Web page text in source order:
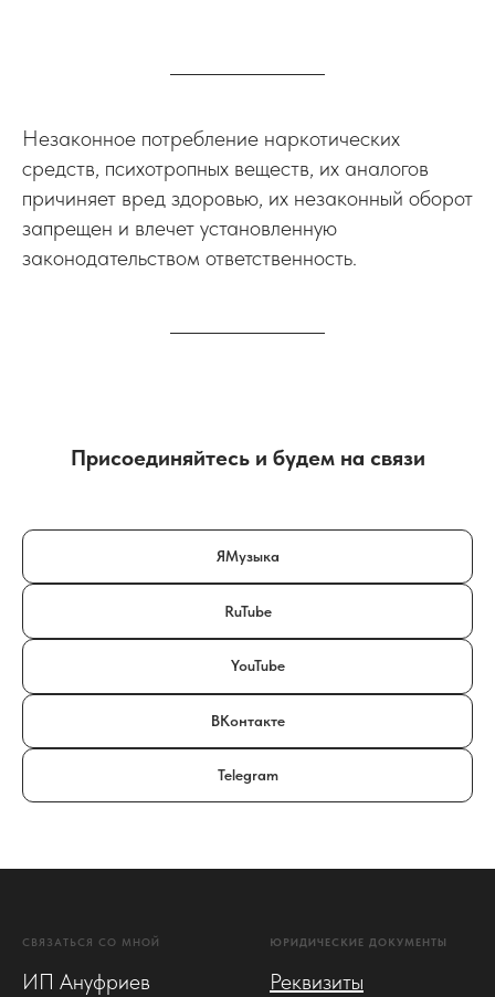
Незаконное потребление наркотических
средств, психотропных веществ, их аналогов
причиняет вред здоровью, их незаконный оборот
запрещен и влечет установленную
законодательством ответственность.
Присоединяйтесь и будем на связи
ЯМузыка
RuTube
YouTube
ВКонтакте
Telegram
СВЯЗАТЬСЯ СО МНОЙ
ИП Ануфриев
ЮРИДИЧЕСКИЕ ДОКУМЕНТЫ
Реквизиты